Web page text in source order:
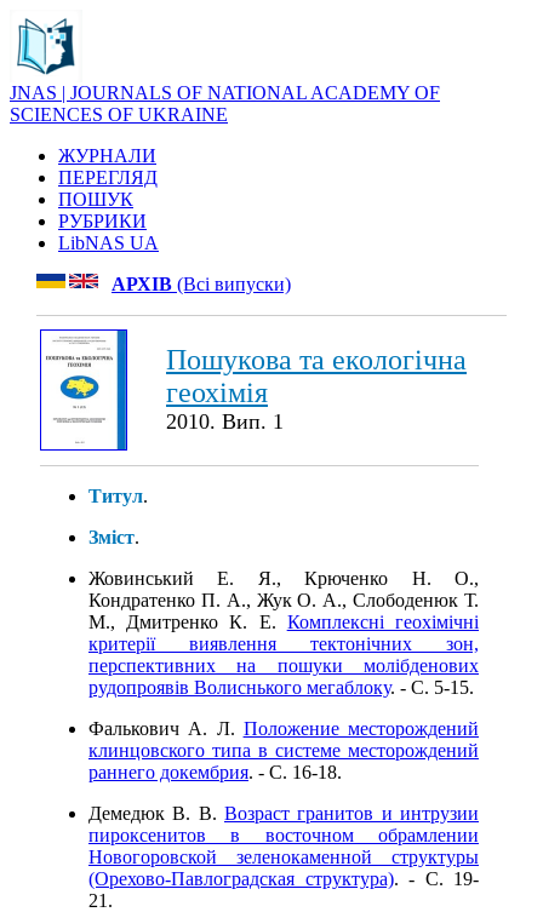
JNAS | JOURNALS OF NATIONAL ACADEMY OF
SCIENCES OF UKRAINE
ЖУРНАЛИ
ПЕРЕГЛЯД
ПОШУК
РУБРИКИ
LibNAS UA
АРХІВ (Всі випуски)
Пошукова та екологічна
геохімія
2010. Вип. 1
Титул.
Зміст.
Жовинський Е. Я., Крюченко Н. О.,
Кондратенко П. А., Жук О. А., Слободенюк Т.
М., Дмитренко К. Е. Комплексні геохімічні
критерії виявлення тектонічних зон,
перспективних на пошуки молібденових
рудопроявів Волиснького мегаблоку. - C. 5-15.
Фалькович А. Л. Положение месторождений
клинцовского типа в системе месторождений
раннего докембрия. - C. 16-18.
Демедюк В. В. Возраст гранитов и интрузии
пироксенитов в восточном обрамлении
Новогоровской зеленокаменной структуры
(Орехово-Павлоградская структура). - C. 19-
21.